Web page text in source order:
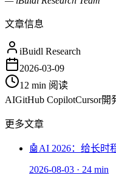
文章信息
iBuidl Research
2026-03-09
12 min 阅读
AIGitHub CopilotCursor開
更多文章
🤖 AI 2026：给长时
2026-08-03 · 24 min